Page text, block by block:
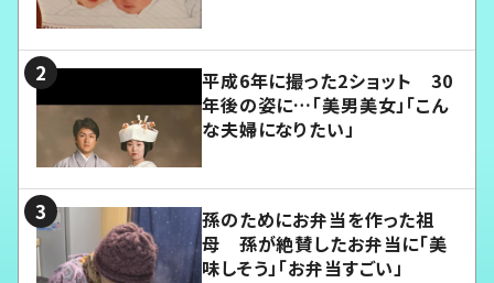
平成6年に撮った2ショット 30
年後の姿に…「美男美女」「こん
な夫婦になりたい」
孫のためにお弁当を作った祖
母 孫が絶賛したお弁当に「美
味しそう」「お弁当すごい」